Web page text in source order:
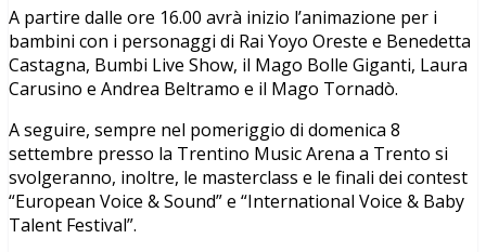
A partire dalle ore 16.00 avrà inizio l’animazione per i
bambini con i personaggi di Rai Yoyo Oreste e Benedetta
Castagna, Bumbi Live Show, il Mago Bolle Giganti, Laura
Carusino e Andrea Beltramo e il Mago Tornadò.
A seguire, sempre nel pomeriggio di domenica 8
settembre presso la Trentino Music Arena a Trento si
svolgeranno, inoltre, le masterclass e le finali dei contest
“European Voice & Sound” e “International Voice & Baby
Talent Festival”.